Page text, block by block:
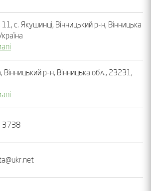
с. Якушинці, Вінницький р-н, Вінницька
Вінницький р-н, Вінницька обл., 23231,
3738